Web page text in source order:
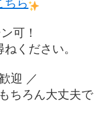
ちら
可！
ください。
迎 ／
ちろん大丈夫で